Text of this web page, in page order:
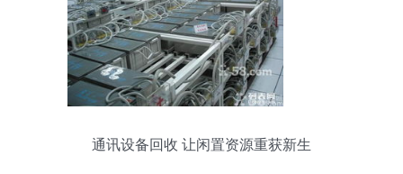
通讯设备回收 让闲置资源重获新生